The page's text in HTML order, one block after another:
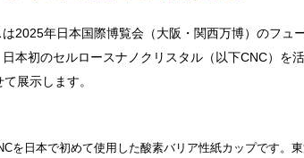
2025年日本国際博覧会（大阪・関西万博）のフ
本初のセルロースナノクリスタル（以下CNC）を
展示します。
を日本で初めて使用した酸素バリア性紙カップです。